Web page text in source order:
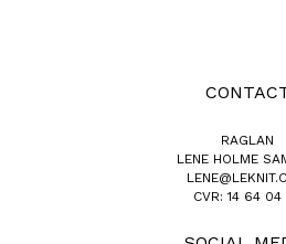
RAGLAN
LENE HOLME
CVR: 14 64 04